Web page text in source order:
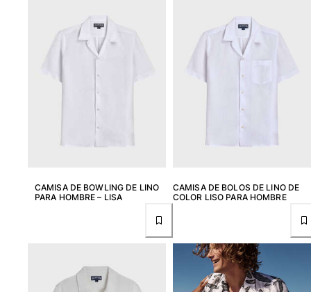
CAMISA DE BOWLING DE LINO
PARA HOMBRE – LISA
CAMISA DE BOLOS DE LINO DE
COLOR LISO PARA HOMBRE